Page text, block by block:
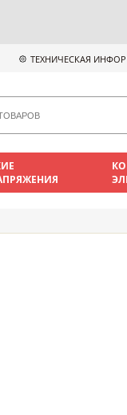
ТЕХНИЧЕСКАЯ